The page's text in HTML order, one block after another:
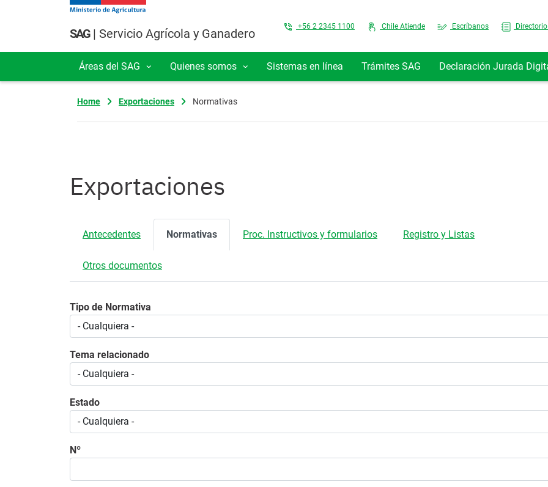
Pasar al contenido principal
SAG| Servicio Agrícola y Ganadero Top Menu
+56 2 2345 1100 Chile Atiende Escríbanos
Navegación principal
Áreas del SAG Quienes somos Sistemas en línea Trámites SAG Declaración Jurada
Home Exportaciones Normativas
Exportaciones
Antecedentes Normativas Proc. Instructivos y formularios Registro y Listas
Otros documentos
Tipo de Normativa
Tema relacionado
Estado
Nº